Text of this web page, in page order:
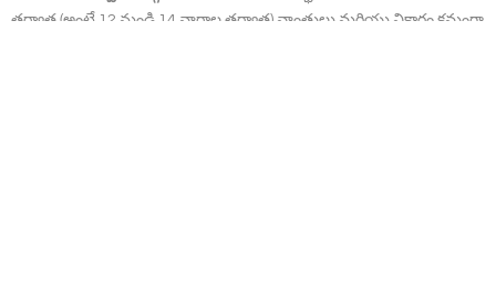
తర్వాత (అంటే 12 నుండి 14 వారాల తర్వాత) వాంతులు మరియు వికారం క్రమంగా